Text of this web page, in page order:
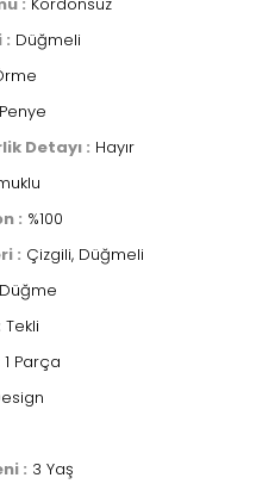
: Düğmeli
Penye
Detayı : Hayır
: %100
: Çizgili, Düğmeli
Düğme
Tekli
1 Parça
: 3 Yaş